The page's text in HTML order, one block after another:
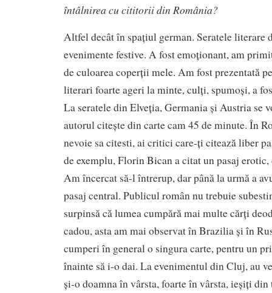
întâlnirea cu cititorii din România?
Altfel decât în spațiul german. Seratele literare
evenimente festive. A fost emoționant, am
de culoarea coperții mele. Am fost prezentată
literari foarte ageri la minte, culți, spumoși, a
La seratele din Elveția, Germania și Austria se
autorul citește din carte cam 45 de minute. În
nevoie sa citesti, ai critici care-ți citează liber
de exemplu, Florin Bican a citat un pasaj erotic,
Am încercat să-l întrerup, dar până la urmă a
pasaj central. Publicul român nu trebuie
surpinsă că lumea cumpără mai multe cărți
cadou, asta am mai observat în Brazilia și în
cumperi în general o singura carte, pentru un
înainte să i-o dai. La evenimentul din Cluj, au
și-o doamna în vârsta, foarte în vârsta, ieșiți